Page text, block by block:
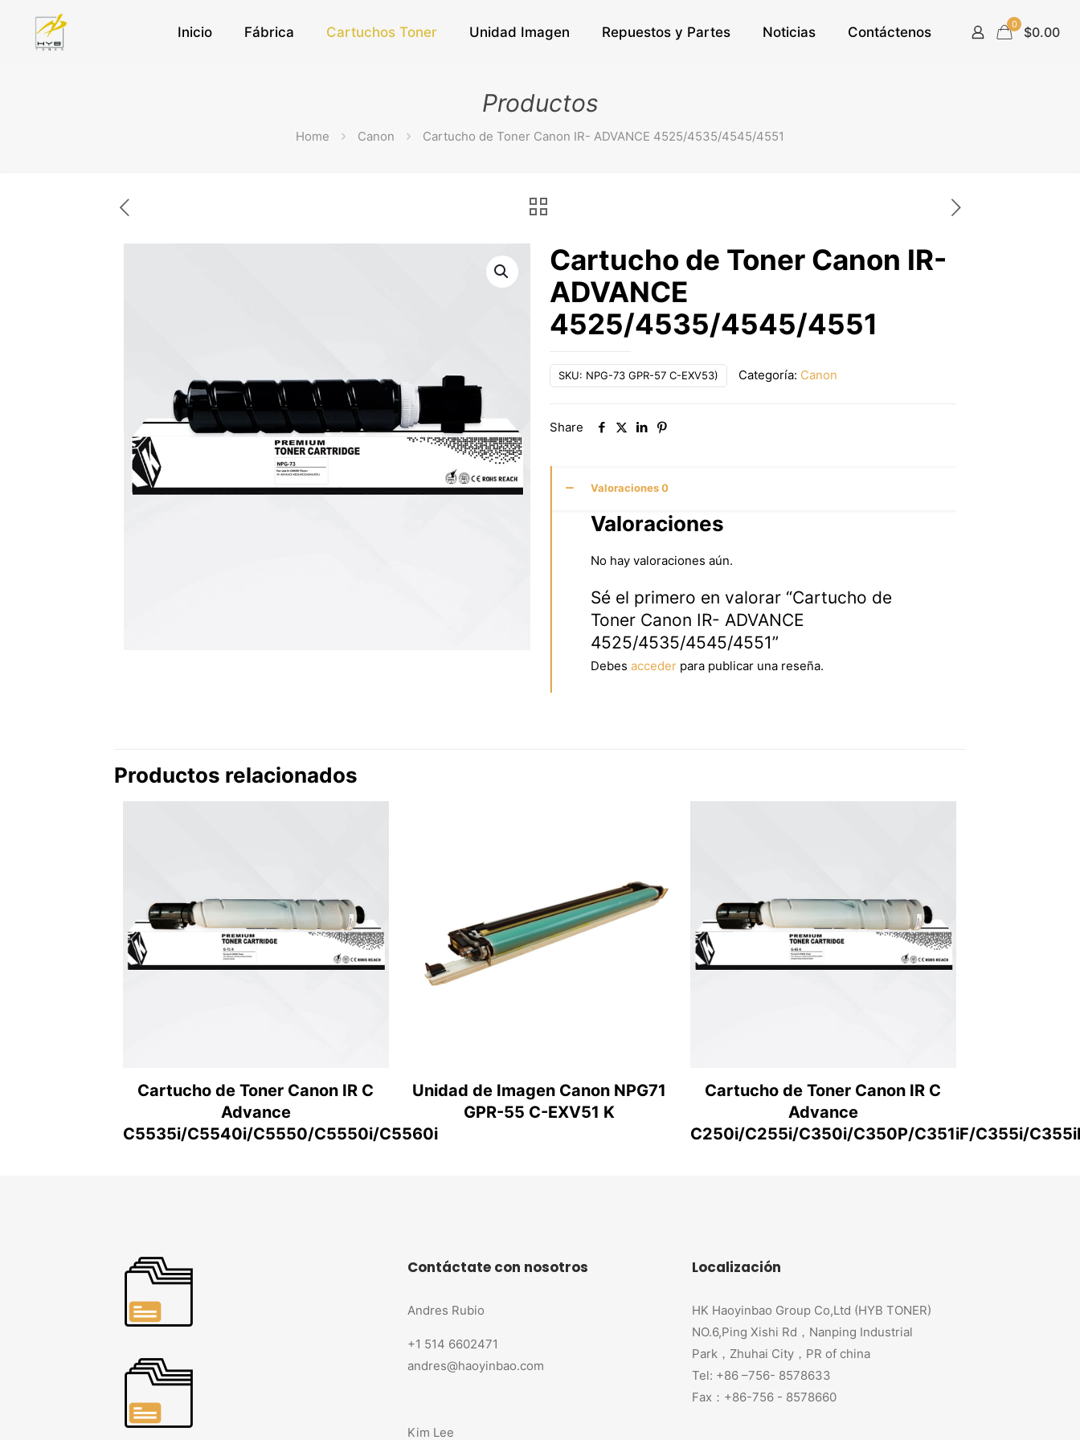
Inicio Fábrica Cartuchos Toner Unidad Imagen Repuestos y Partes Noticias Contáctenos 0 $0.00
Productos
Home Canon Cartucho de Toner Canon IR- ADVANCE 4525/4535/4545/4551
Cartucho de Toner Canon IR-
ADVANCE
4525/4535/4545/4551
SKU: NPG-73 GPR-57 C-EXV53) Categoría: Canon
Share
Valoraciones0
Valoraciones
No hay valoraciones aún.
Sé el primero en valorar “Cartucho de
Toner Canon IR- ADVANCE
4525/4535/4545/4551”
Debes acceder para publicar una reseña.
Productos relacionados
Cartucho de Toner Canon IR C
Advance
C5535i/C5540i/C5550/C5550i/C5560i
Unidad de Imagen Canon NPG71
GPR-55 C-EXV51 K
Cartucho de Toner Canon IR C
Advance
C250i/C255i/C350i/C350P/C351iF/C355i/
Contáctate con nosotros
Andres Rubio
+1 514 6602471
andres@haoyinbao.com
Kim Lee
Localización
HK Haoyinbao Group Co,Ltd (HYB TONER)
NO.6,Ping Xishi Rd，Nanping Industrial
Park，Zhuhai City，PR of china
Tel: +86 –756- 8578633
Fax：+86-756 - 8578660